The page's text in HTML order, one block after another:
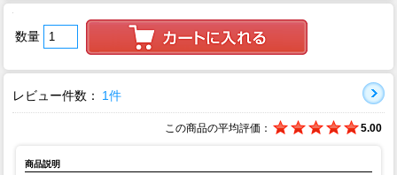
数量
レビュー件数： 1件
この商品の平均評価： 5.00
商品説明